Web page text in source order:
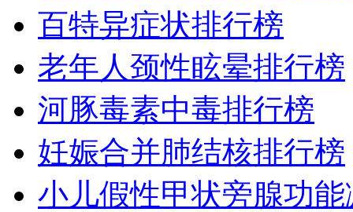
百特异症状排行榜
老年人颈性眩晕排行榜
河豚毒素中毒排行榜
妊娠合并肺结核排行榜
小儿假性甲状旁腺功